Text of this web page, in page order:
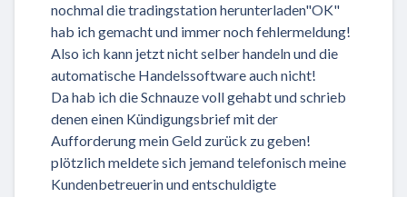
nochmal die tradingstation herunterladen"OK"
hab ich gemacht und immer noch fehlermeldung!
Also ich kann jetzt nicht selber handeln und die
automatische Handelssoftware auch nicht!
Da hab ich die Schnauze voll gehabt und schrieb
denen einen Kündigungsbrief mit der
Aufforderung mein Geld zurück zu geben!
plötzlich meldete sich jemand telefonisch meine
Kundenbetreuerin und entschuldigte